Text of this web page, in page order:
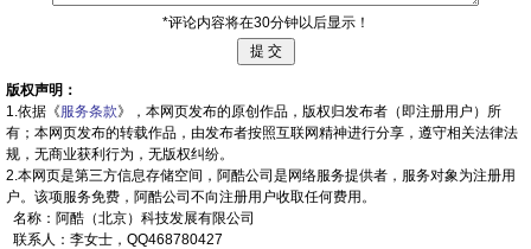
*评论内容将在30分钟以后显示！
版权声明：
1.依据《服务条款》，本网页发布的原创作品，版权归发布者（即注册用户）所
有；本网页发布的转载作品，由发布者按照互联网精神进行分享，遵守相关法律法
规，无商业获利行为，无版权纠纷。
2.本网页是第三方信息存储空间，阿酷公司是网络服务提供者，服务对象为注册用
户。该项服务免费，阿酷公司不向注册用户收取任何费用。
名称：阿酷（北京）科技发展有限公司
联系人：李女士，QQ468780427